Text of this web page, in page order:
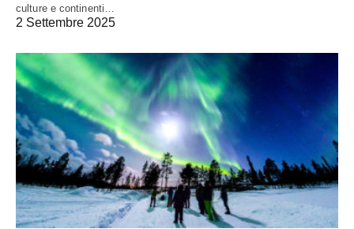
culture e continenti…
2 Settembre 2025